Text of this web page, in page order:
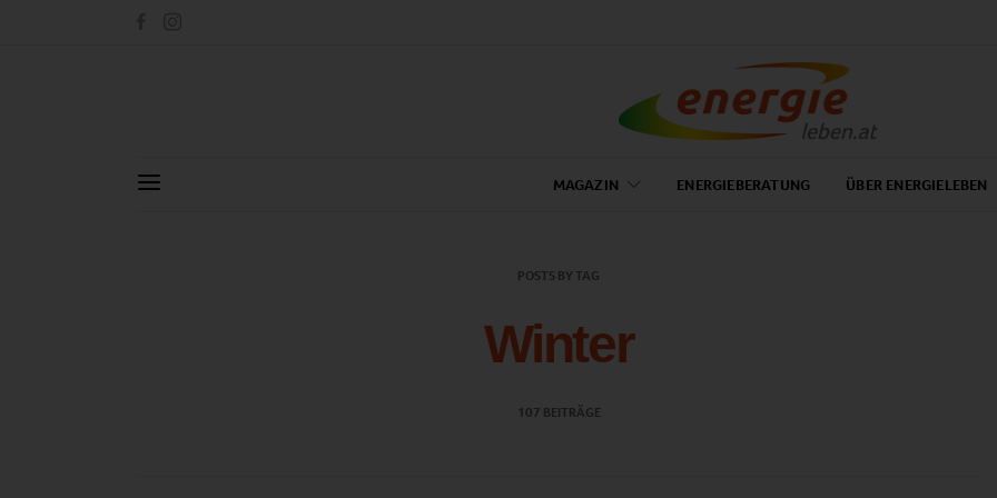
MAGAZIN ENERGIEBERATUNG ÜBER ENERGIELEBEN
POSTS BY TAG
Winter
107 BEITRÄGE